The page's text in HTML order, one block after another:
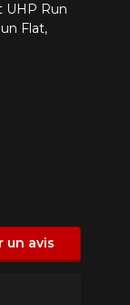
UHP Run
Flat,
un avis